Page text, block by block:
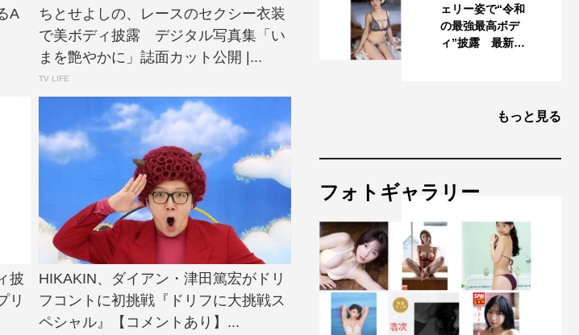
A
ちとせよしの、レースのセクシー衣装
で美ボディ披露 デジタル写真集「い
まを艶やかに」誌面カット公開 |...
TV LIFE
披
リ
HIKAKIN、ダイアン・津田篤宏がドリ
フコントに初挑戦『ドリフに大挑戦ス
ペシャル』【コメントあり】...
ェリー姿で“令和
の最強最高ボデ
ィ”披露 最新…
もっと見る
フォトギャラリー